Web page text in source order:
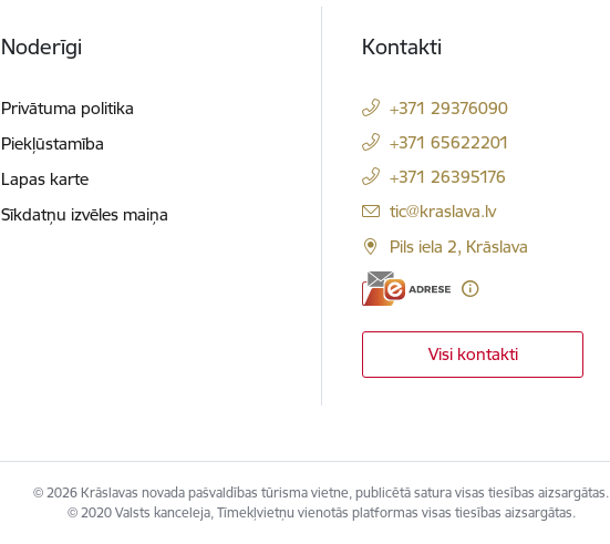
Noderīgi
Privātuma politika
Piekļūstamība
Lapas karte
Sīkdatņu izvēles maiņa
Kontakti
+371 29376090
+371 65622201
+371 26395176
E-pasts:
tic@kraslava.lv
Pils iela 2, Krāslava
Visi kontakti
© 2026 Krāslavas novada pašvaldības tūrisma vietne, publicētā satura visas tiesības aizsargātas.
© 2020 Valsts kanceleja, Tīmekļvietņu vienotās platformas visas tiesības aizsargātas.